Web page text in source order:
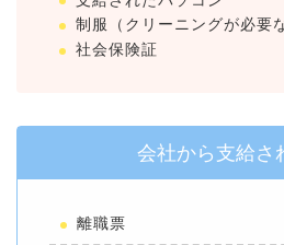
制服（クリーニングが必要
社会保険証
会社から支給さ
離職票